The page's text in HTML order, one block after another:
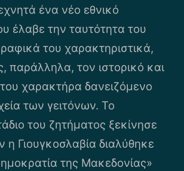
ένα νέο εθνικό
έλαβε την ταυτότητα του
του χαρακτηριστικά,
παράλληλα, τον ιστορικό και
του χαρακτήρα δανειζόμενο
των γειτόνων. Το
του ζητήματος ξεκίνησε
η Γιουγκοσλαβία διαλύθηκε
της Μακεδονίας»